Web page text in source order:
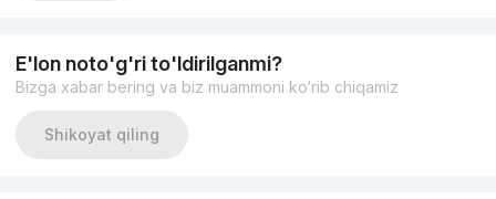
E'lon noto'g'ri to'ldirilganmi?
Bizga xabar bering va biz muammoni ko‘rib chiqamiz
Shikoyat qiling